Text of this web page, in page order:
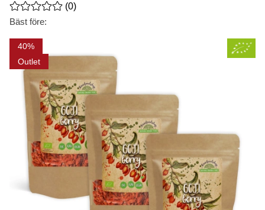
Medelbetyg 0 av 5 Antal betyg 0
(0)
Bäst före:
40
Outlet
Produktbilder Gojibär EKO 1kg x 3 paket